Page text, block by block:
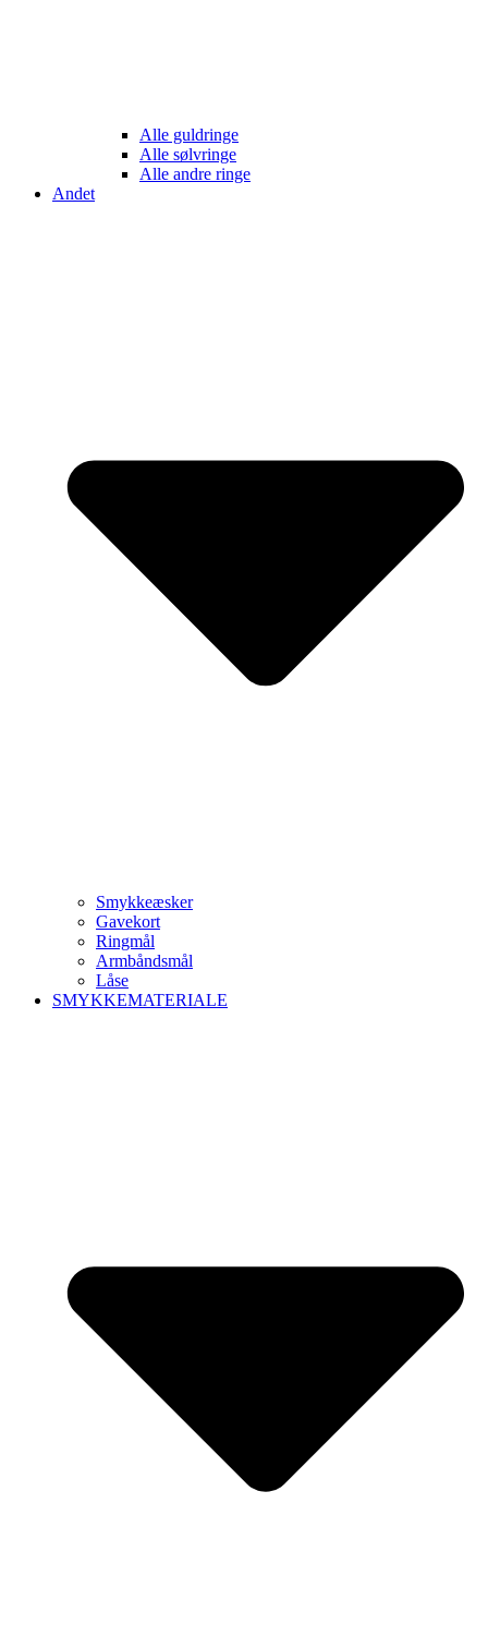
Alle guldringe
Alle sølvringe
Alle andre ringe
Andet
Smykkeæsker
Gavekort
Ringmål
Armbåndsmål
Låse
SMYKKEMATERIALE